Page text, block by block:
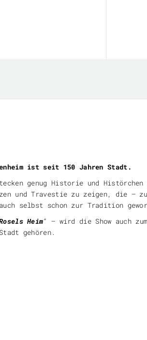
ist seit 150 Jahren Stadt.
genug Historie und
und Travestie zu zeigen, die –
selbst schon zur Tradition
Heim“ – wird die Show auch
gehören.